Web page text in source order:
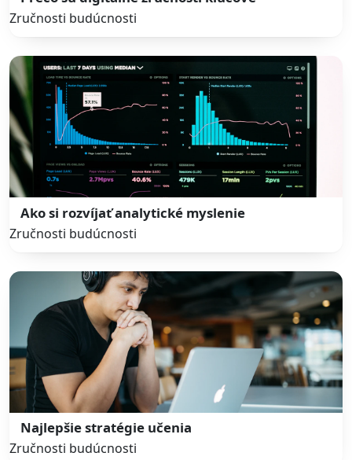
Zručnosti budúcnosti
Ako si rozvíjať analytické myslenie
Zručnosti budúcnosti
Najlepšie stratégie učenia
Zručnosti budúcnosti